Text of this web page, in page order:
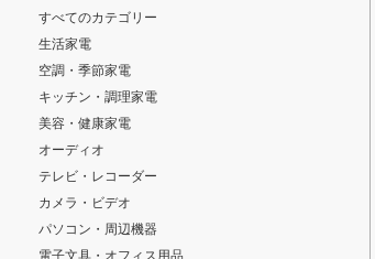
すべてのカテゴリー
生活家電
空調・季節家電
キッチン・調理家電
美容・健康家電
オーディオ
テレビ・レコーダー
カメラ・ビデオ
パソコン・周辺機器
電子文具・オフィス用品